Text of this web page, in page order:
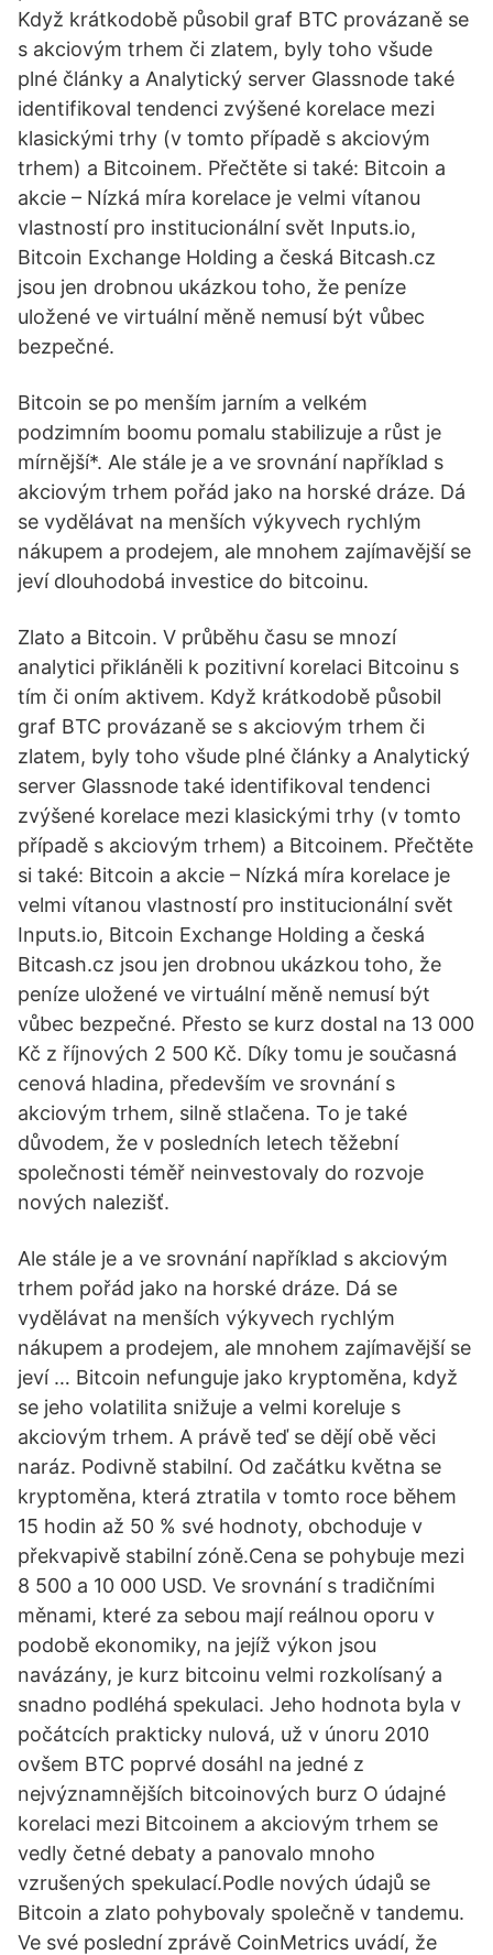
Když krátkodobě působil graf BTC provázaně se
s akciovým trhem či zlatem, byly toho všude
plné články a Analytický server Glassnode také
identifikoval tendenci zvýšené korelace mezi
klasickými trhy (v tomto případě s akciovým
trhem) a Bitcoinem. Přečtěte si také: Bitcoin a
akcie – Nízká míra korelace je velmi vítanou
vlastností pro institucionální svět Inputs.io,
Bitcoin Exchange Holding a česká Bitcash.cz
jsou jen drobnou ukázkou toho, že peníze
uložené ve virtuální měně nemusí být vůbec
bezpečné.
Bitcoin se po menším jarním a velkém
podzimním boomu pomalu stabilizuje a růst je
mírnější*. Ale stále je a ve srovnání například s
akciovým trhem pořád jako na horské dráze. Dá
se vydělávat na menších výkyvech rychlým
nákupem a prodejem, ale mnohem zajímavější se
jeví dlouhodobá investice do bitcoinu.
Zlato a Bitcoin. V průběhu času se mnozí
analytici přikláněli k pozitivní korelaci Bitcoinu s
tím či oním aktivem. Když krátkodobě působil
graf BTC provázaně se s akciovým trhem či
zlatem, byly toho všude plné články a Analytický
server Glassnode také identifikoval tendenci
zvýšené korelace mezi klasickými trhy (v tomto
případě s akciovým trhem) a Bitcoinem. Přečtěte
si také: Bitcoin a akcie – Nízká míra korelace je
velmi vítanou vlastností pro institucionální svět
Inputs.io, Bitcoin Exchange Holding a česká
Bitcash.cz jsou jen drobnou ukázkou toho, že
peníze uložené ve virtuální měně nemusí být
vůbec bezpečné. Přesto se kurz dostal na 13 000
Kč z říjnových 2 500 Kč. Díky tomu je současná
cenová hladina, především ve srovnání s
akciovým trhem, silně stlačena. To je také
důvodem, že v posledních letech těžební
společnosti téměř neinvestovaly do rozvoje
nových nalezišť.
Ale stále je a ve srovnání například s akciovým
trhem pořád jako na horské dráze. Dá se
vydělávat na menších výkyvech rychlým
nákupem a prodejem, ale mnohem zajímavější se
jeví … Bitcoin nefunguje jako kryptoměna, když
se jeho volatilita snižuje a velmi koreluje s
akciovým trhem. A právě teď se dějí obě věci
naráz. Podivně stabilní. Od začátku května se
kryptoměna, která ztratila v tomto roce během
15 hodin až 50 % své hodnoty, obchoduje v
překvapivě stabilní zóně.Cena se pohybuje mezi
8 500 a 10 000 USD. Ve srovnání s tradičními
měnami, které za sebou mají reálnou oporu v
podobě ekonomiky, na jejíž výkon jsou
navázány, je kurz bitcoinu velmi rozkolísaný a
snadno podléhá spekulaci. Jeho hodnota byla v
počátcích prakticky nulová, už v únoru 2010
ovšem BTC poprvé dosáhl na jedné z
nejvýznamnějších bitcoinových burz O údajné
korelaci mezi Bitcoinem a akciovým trhem se
vedly četné debaty a panovalo mnoho
vzrušených spekulací.Podle nových údajů se
Bitcoin a zlato pohybovaly společně v tandemu.
Ve své poslední zprávě CoinMetrics uvádí, že